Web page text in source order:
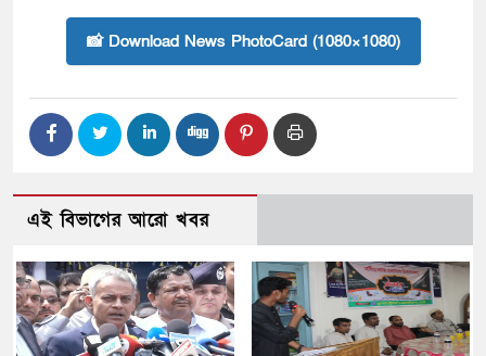
📸 Download News PhotoCard (1080×1080)
এই বিভাগের আরো খবর